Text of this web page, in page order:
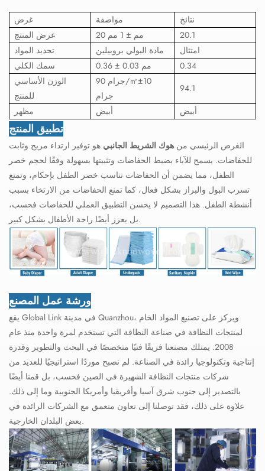
غرض مواصفة
نتائج
عرض المنتج
20 مم ± 1 مم
20.1
تحديد المواد
مادة البولي بروبيلين
امتثال
سمك الكلي
0.36 ± 0.03 مم
0.34
الوزن الأساسي
للمنتج
90 جرام/㎡±10
جرام
94.1
مظهر
أبيض أبيض
تطبيق المنتج
الغرض الرئيسي من هوك الشريط الجانبي هو توفير ارتداء مريح وثابت
للحفاضات. يسمح للآباء بضبط الحفاضات وتثبيتها بسهولة وفقًا لحجم خصر
الطفل، مما يضمن أن الحفاضات تناسب خصر الطفل بإحكام، وتمنع
تسرب البول والبراز بشكل فعال، كما تمنع الحفاضات من الارتخاء بسبب
أنشطة الطفل. هذا التصميم لا يحسن التطبيق العملي للحفاضات فحسب،
بل يعزز أيضًا راحة الأطفال بشكل كبير.
ورشة عمل المصنع
يقع Global Link في مدينة Quanzhou، ويركز على تصنيع المواد الخام
لمنتجات النظافة في صناعة النظافة التي تستخدم لمرة واحدة منذ عام
2008. يمتلك مصنعنا فريقًا فنيًا متخصصًا في البحث والتطوير وقدرة
إنتاجية وتكنولوجيا رائدة في الصناعة. لم نصبح موردًا استراتيجيًا للعديد من
شركات منتجات النظافة الشهيرة في الصين فحسب، بل قمنا أيضًا
بالتصدير إلى جنوب شرق آسيا وأفريقيا وأمريكا الجنوبية وما إلى ذلك.
علاوة على ذلك، فقد توصلنا إلى تعاون متعمق مع الشركات الرائدة في
بعض البلدان الخارجية.